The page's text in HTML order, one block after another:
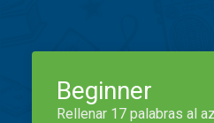
Beginner
Rellenar 17 palabras al